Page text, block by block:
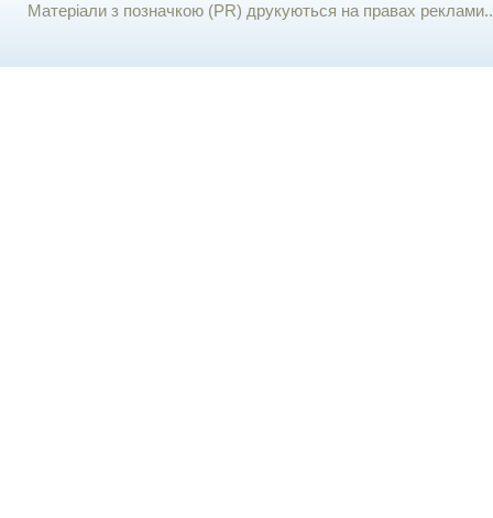
Матеріали з позначкою (PR) друкуються на правах реклами..